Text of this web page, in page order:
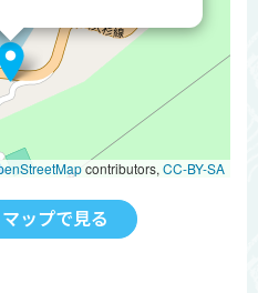
contributors, CC-BY-SA
ップで見る